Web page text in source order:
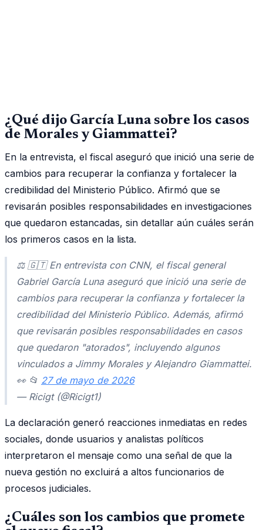
¿Qué dijo García Luna sobre los casos
de Morales y Giammattei?
En la entrevista, el fiscal aseguró que inició una serie de
cambios para recuperar la confianza y fortalecer la
credibilidad del Ministerio Público. Afirmó que se
revisarán posibles responsabilidades en investigaciones
que quedaron estancadas, sin detallar aún cuáles serán
los primeros casos en la lista.
⚖️ 🇬🇹 En entrevista con CNN, el fiscal general
Gabriel García Luna aseguró que inició una serie de
cambios para recuperar la confianza y fortalecer la
credibilidad del Ministerio Público. Además, afirmó
que revisarán posibles responsabilidades en casos
que quedaron "atorados", incluyendo algunos
vinculados a Jimmy Morales y Alejandro Giammattei.
👀 📂 27 de mayo de 2026
— Ricigt (@Ricigt1)
La declaración generó reacciones inmediatas en redes
sociales, donde usuarios y analistas políticos
interpretaron el mensaje como una señal de que la
nueva gestión no excluirá a altos funcionarios de
procesos judiciales.
¿Cuáles son los cambios que promete